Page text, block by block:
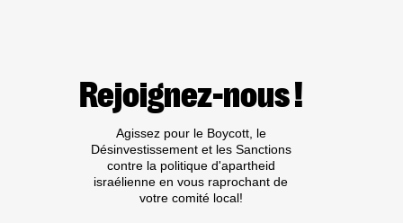
Rejoignez-nous !
Agissez pour le Boycott, le
Désinvestissement et les Sanctions
contre la politique d'apartheid
israélienne en vous raprochant de
votre comité local!